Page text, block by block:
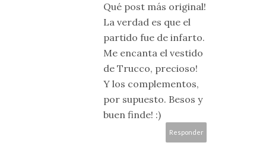
Qué post más original!
La verdad es que el
partido fue de infarto.
Me encanta el vestido
de Trucco, precioso!
Y los complementos,
por supuesto. Besos y
buen finde! :)
Responder